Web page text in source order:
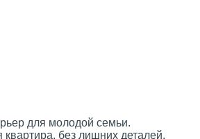
для молодой семьи.
квартира, без лишних деталей.